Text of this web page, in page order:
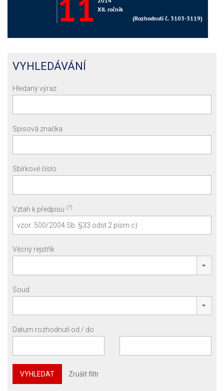
VYHLEDÁVÁNÍ
Hledaný výraz
Spisová značka
Sbírkové číslo
Vztah k předpisu (?)
Věcný rejstřík
Soud
Datum rozhodnutí od / do
VYHLEDAT Zrušit filtr